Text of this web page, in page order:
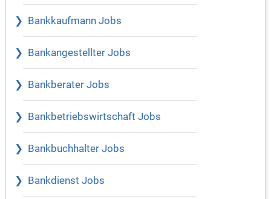
Bankkaufmann Jobs
Bankangestellter Jobs
Bankberater Jobs
Bankbetriebswirtschaft Jobs
Bankbuchhalter Jobs
Bankdienst Jobs